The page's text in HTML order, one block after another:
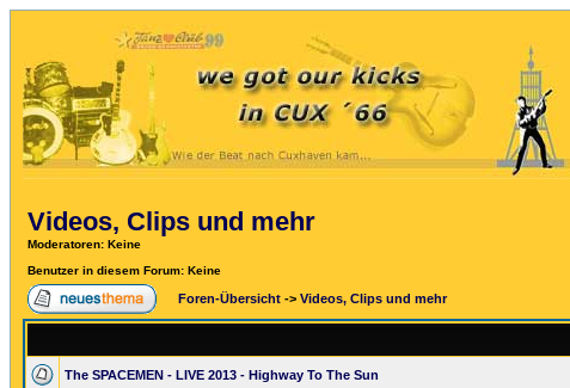
Videos, Clips und mehr
Moderatoren: Keine
Benutzer in diesem Forum: Keine
Foren-Übersicht -> Videos, Clips und mehr
The SPACEMEN - LIVE 2013 - Highway To The Sun